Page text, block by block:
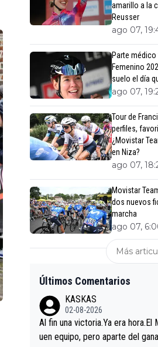
amarillo a la
Reusser
ago 07,
Parte médico
Femenino
suelo el día
ago 07,
Tour de
perfiles,
¿Movistar
en Niza?
ago 07,
Movistar
dos nuevos
marcha
ago 07,
Más
Últimos Comentarios
KASKAS
02-08-2026
Al fin una victoria.Ya era hora.El
uen equipo, pero aparte del